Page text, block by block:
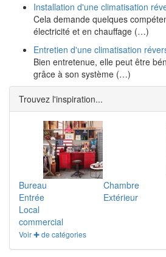
Installation d'une climatisation
Cela demande quelques
électricité et en chauffage (…)
Entretien d'une climatisation
Bien entretenue, elle peut être
grâce à son système (…)
Trouvez l'inspiration...
Bureau Chambre
Entrée
Extérieur
Local
commercial
Voir ✚ de catégories